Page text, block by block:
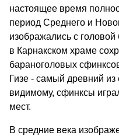
настоящее время
период Среднего и
изображались с
в Карнакском храме
бараноголовых
Гизе - самый древний из
видимому, сфинксы
мест.
В средние века